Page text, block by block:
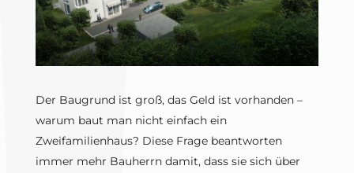
Der Baugrund ist groß, das Geld ist vorhanden –
warum baut man nicht einfach ein
Zweifamilienhaus? Diese Frage beantworten
immer mehr Bauherrn damit, dass sie sich über